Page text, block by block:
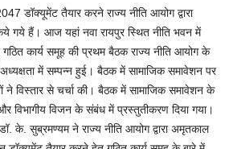
डॉक्यूमेंट तैयार करने राज्य नीति आयोग द्वारा
गये हैं। आज यहां नवा रायपुर स्थित नीति भवन में
कार्य समूह की प्रथम बैठक राज्य नीति आयोग के
में सम्पन्न हुई। बैठक में सामाजिक समावेशन पर
ने विस्तार से चर्चा की। बैठक में सामाजिक समावेशन के
विभागीय विजन के संबंध में प्रस्तुतीकरण दिया गया।
के. सुब्रमण्यम ने राज्य नीति आयोग द्वारा अमृतकाल